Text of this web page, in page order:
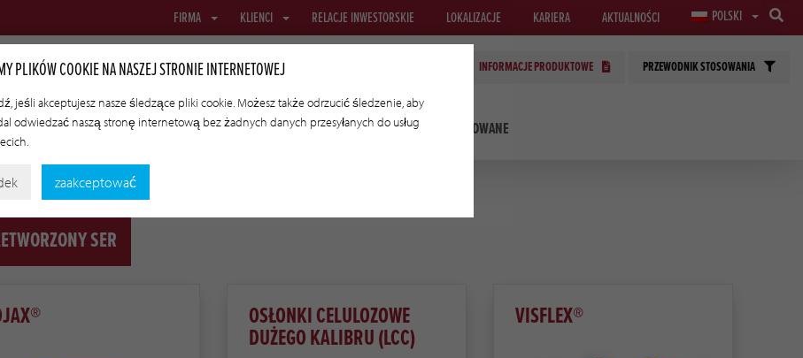
FIRMA KLIENCI RELACJE INWESTORSKIE LOKALIZACJE KARIERA AKTUALNOŚCI POLSKI
SIATKI I TKANINY OSŁONKI TRANSFEROWE TECHNOLOGIE STOSOWANE
INFORMACJE PRODUKTOWE PRZEWODNIK STOSOWANIA
SER
OSŁONKI CELULOZOWE
DUŻEGO KALIBRU (LCC)
VISFLEX®
PLIKÓW COOKIE NA NASZEJ STRONIE INTERNETOWEJ
jeśli akceptujesz nasze śledzące pliki cookie. Możesz także odrzucić śledzenie, aby
odwiedzać naszą stronę internetową bez żadnych danych przesyłanych do usług
zaakceptować